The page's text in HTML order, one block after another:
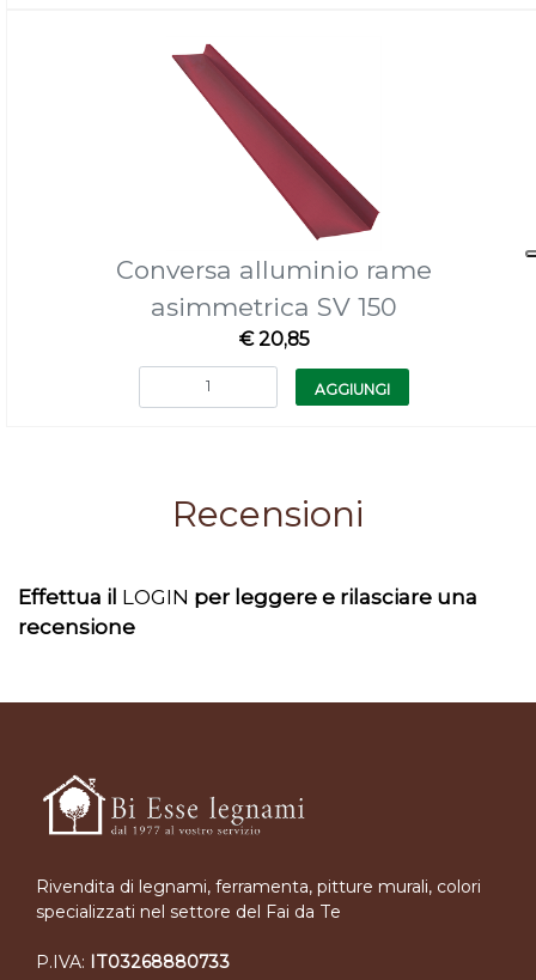
Conversa alluminio rame
asimmetrica SV 150
€ 20,85
Quantità
AGGIUNGI
Recensioni
Effettua il LOGIN per leggere e rilasciare una
recensione
Rivendita di legnami, ferramenta, pitture murali, colori
specializzati nel settore del Fai da Te
P.IVA: IT03268880733